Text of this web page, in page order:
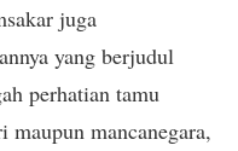
juga
yang berjudul
perhatian tamu
mancanegara,